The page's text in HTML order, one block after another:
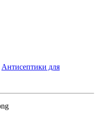
Антисептики для